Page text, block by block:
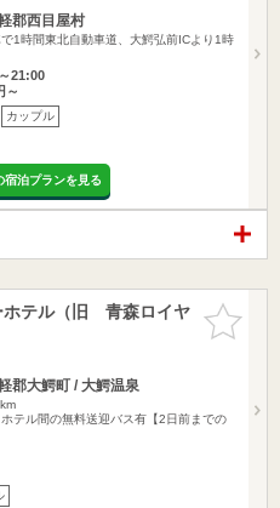
郡西目屋村
1時間東北自動車道、大鰐弘前ICより1時
21:00
～
カップル
宿泊プランを見る
お気に入
りに追加
テル（旧 青森ロイヤ
郡大鰐町 / 大鰐温泉
テル間の無料送迎バス有【2日前までの